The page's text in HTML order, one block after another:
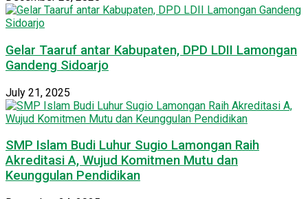
Gelar Taaruf antar Kabupaten, DPD LDII Lamongan
Gandeng Sidoarjo
July 21, 2025
SMP Islam Budi Luhur Sugio Lamongan Raih
Akreditasi A, Wujud Komitmen Mutu dan
Keunggulan Pendidikan